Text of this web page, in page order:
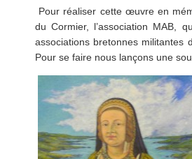
Pour réaliser cette œuvre en
du Cormier, l’association MAB,
associations bretonnes militantes
Pour se faire nous lançons une